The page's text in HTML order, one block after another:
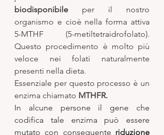
biodisponibile per il nostro
5-MTHF (5-metiltetraidrofolato).
Questo procedimento è molto più
veloce nei folati naturalmente
presenti nella dieta.
Essenziale per questo processo è un
enzima chiamato MTHFR.
In alcune persone il gene che
codifica tale enzima può essere
mutato con conseguente riduzione